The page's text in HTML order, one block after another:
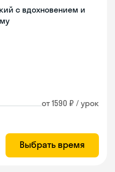
с вдохновением и
от 1590 ₽ / урок
Выбрать время